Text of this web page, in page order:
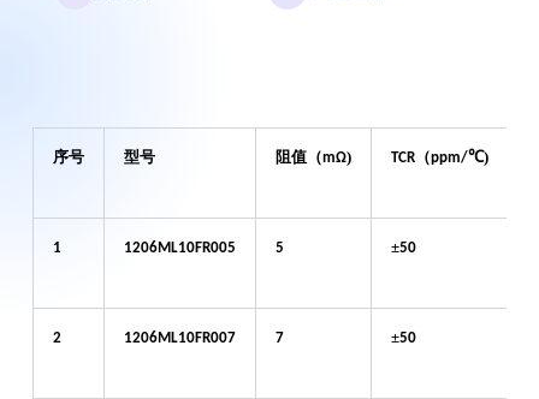
序号 型号 阻值（mΩ) TCR（ppm/℃)
1 1206ML10FR005 5 ±50
2 1206ML10FR007 7 ±50